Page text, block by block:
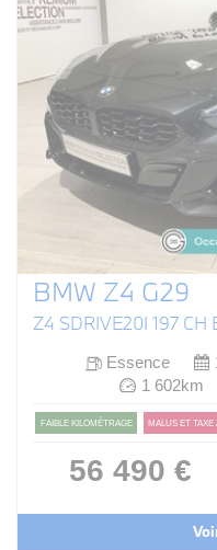
BMW Z4 G29
Z4 SDRIVE20I 197
Essence
1 602km
FAIBLE KILOMÉTRAGE MALUS ET
56 490 €